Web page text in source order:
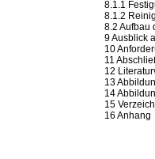
8.1.1
8.1.2
8.2 Aufbau
9 Ausblick
10
11
12
13
14
15
16 Anhang